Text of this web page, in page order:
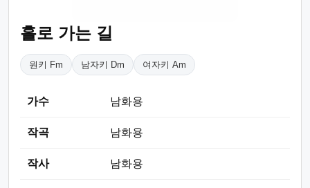
홀로 가는 길
원키 Fm 남자키 Dm 여자키 Am
가수 남화용
작곡 남화용
작사 남화용